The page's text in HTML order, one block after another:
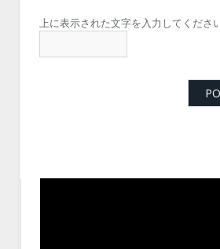
上に表示された文字を入力してください